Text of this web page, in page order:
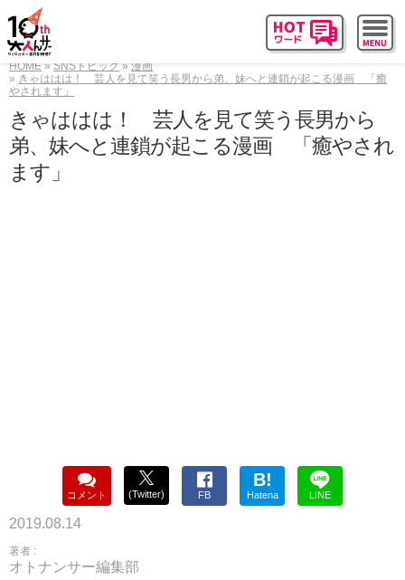
HOME SNSトピック
漫画
きゃははは！ 芸人を見て笑う長男から弟、妹へと連鎖が起こる漫画 「癒
やされます」
きゃははは！ 芸人を見て笑う長男から
弟、妹へと連鎖が起こる漫画 「癒やされ
ます」
コメント (Twitter) FB
B!
Hatena LINE
2019.08.14
著者 :
オトナンサー編集部